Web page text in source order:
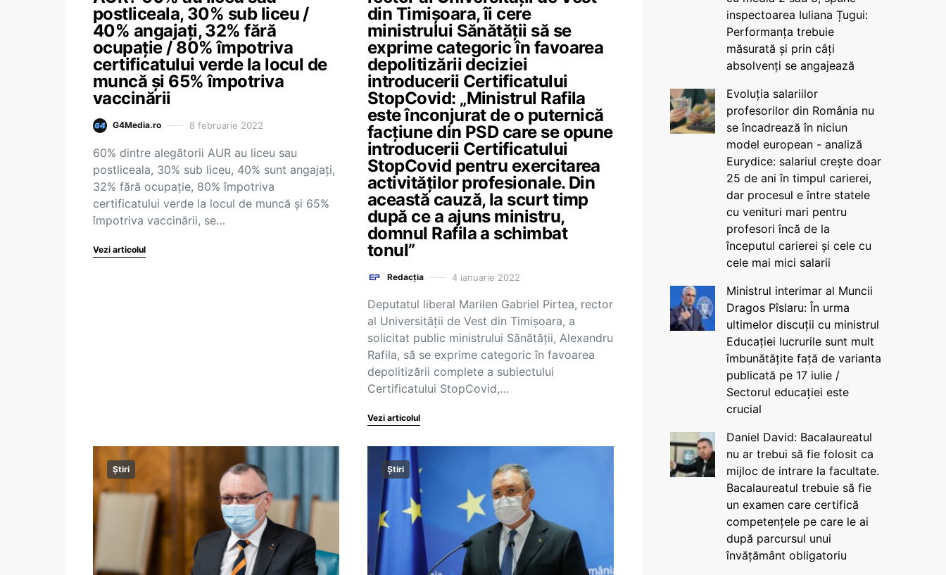
postliceala, 30% sub liceu /
40% angajați, 32% fără
ocupație / 80% împotriva
certificatului verde la locul de
muncă și 65% împotriva
vaccinării
G4Media.ro 8 februarie 2022
60% dintre alegătorii AUR au liceu sau
postliceala, 30% sub liceu, 40% sunt angajați,
32% fără ocupație, 80% împotriva
certificatului verde la locul de muncă și 65%
împotriva vaccinării, se…
Vezi articolul
din Timișoara, îi cere
ministrului Sănătății să se
exprime categoric în favoarea
depolitizării deciziei
introducerii Certificatului
StopCovid: „Ministrul Rafila
este înconjurat de o puternică
facțiune din PSD care se opune
introducerii Certificatului
StopCovid pentru exercitarea
activităților profesionale. Din
această cauză, la scurt timp
după ce a ajuns ministru,
domnul Rafila a schimbat
tonul”
Redacția 4 ianuarie 2022
Deputatul liberal Marilen Gabriel Pirtea, rector
al Universității de Vest din Timișoara, a
solicitat public ministrului Sănătății, Alexandru
Rafila, să se exprime categoric în favoarea
depolitizării complete a subiectului
Certificatului StopCovid,…
Vezi articolul
Știri Știri
inspectoarea Iuliana Țugui:
Performanța trebuie
măsurată și prin câți
absolvenți se angajează
Evoluția salariilor
profesorilor din România nu
se încadrează în niciun
model european - analiză
Eurydice: salariul crește doar
25 de ani în timpul carierei,
dar procesul e între statele
cu venituri mari pentru
profesori încă de la
începutul carierei și cele cu
cele mai mici salarii
Ministrul interimar al Muncii
Dragos Pîslaru: În urma
ultimelor discuții cu ministrul
Educației lucrurile sunt mult
îmbunătățite față de varianta
publicată pe 17 iulie /
Sectorul educației este
crucial
Daniel David: Bacalaureatul
nu ar trebui să fie folosit ca
mijloc de intrare la facultate.
Bacalaureatul trebuie să fie
un examen care certifică
competențele pe care le ai
după parcursul unui
învățământ obligatoriu